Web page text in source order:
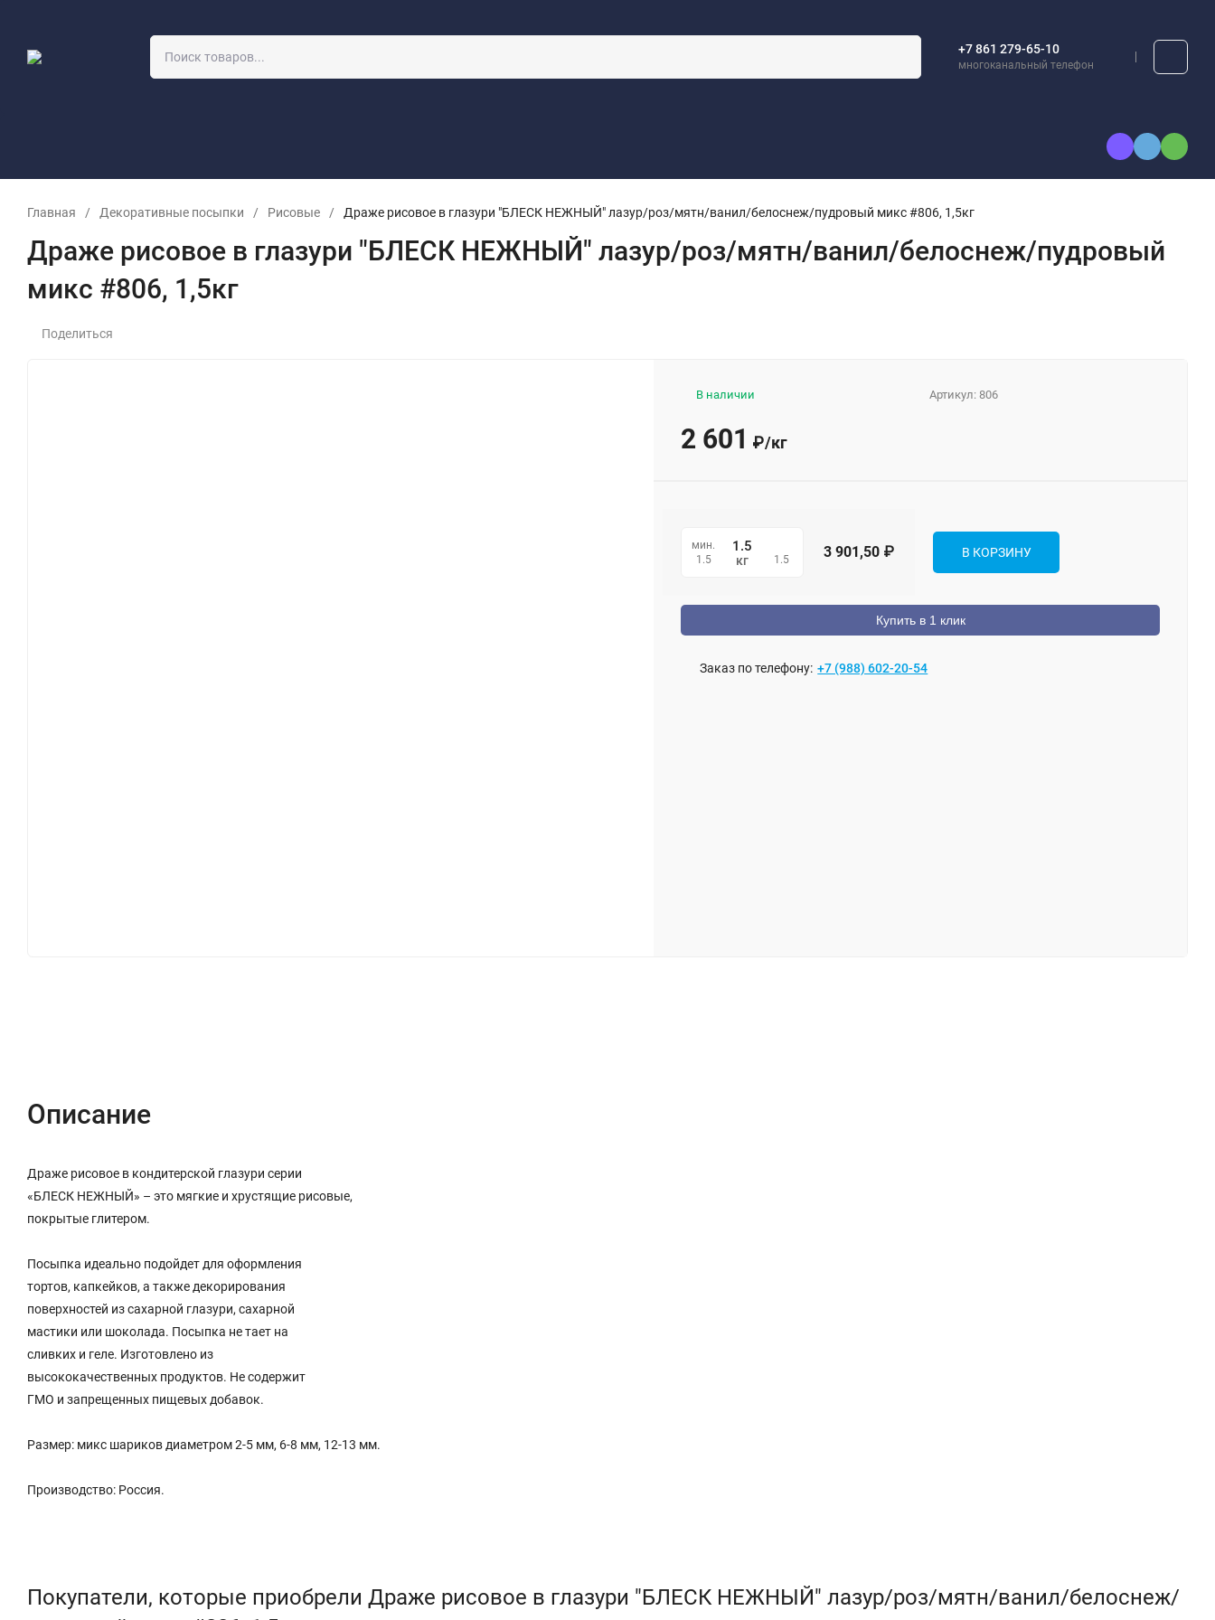
+7 861 279-65-10
многоканальный телефон
Главная / Декоративные посыпки / Рисовые / Драже рисовое в глазури "БЛЕСК НЕЖНЫЙ" лазур/роз/мятн/ванил/белоснеж/пудровый микс #806, 1,5кг
Драже рисовое в глазури "БЛЕСК НЕЖНЫЙ" лазур/роз/мятн/ванил/белоснеж/пудровый
микс #806, 1,5кг
Поделиться
Артикул:806
В наличии
2 601 ₽/кг
мин.
1.5
кг 1.5 3 901,50 ₽ В КОРЗИНУ
Купить в 1 клик
Заказ по телефону: +7 (988) 602-20-54
Описание
Драже рисовое в кондитерской глазури серии
«БЛЕСК НЕЖНЫЙ» – это мягкие и хрустящие рисовые,
покрытые глитером.
Посыпка идеально подойдет для оформления
тортов, капкейков, а также декорирования
поверхностей из сахарной глазури, сахарной
мастики или шоколада. Посыпка не тает на
сливких и геле. Изготовлено из
высококачественных продуктов. Не содержит
ГМО и запрещенных пищевых добавок.
Размер: микс шариков диаметром 2-5 мм, 6-8 мм, 12-13 мм.
Производство: Россия.
Покупатели, которые приобрели Драже рисовое в глазури "БЛЕСК НЕЖНЫЙ" лазур/роз/мятн/ванил/белоснеж/